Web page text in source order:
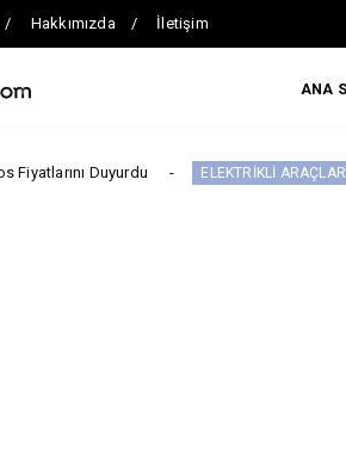
Hakkımızda İletişim
ANA
ELEKTRİKLİ ARAÇLAR Yeni